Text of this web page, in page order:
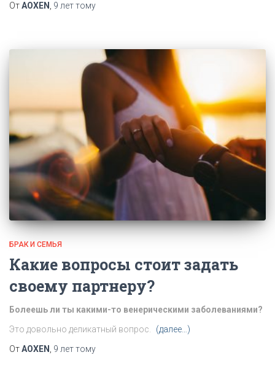
ОтAOXEN , 9 леттому
БРАК И СЕМЬЯ
Какие вопросы стоит задать
своему партнеру?
Болеешь ли ты какими-то венерическими заболеваниями?
Это довольно деликатный вопрос.
(далее…)
ОтAOXEN 9 леттому